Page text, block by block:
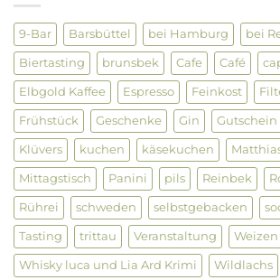
und
Lia
am
26.
Januar
2023
19.30-
22
Uhr
9-Bar Barsbüttel bei Hamburg bei
Biertasting brunsbek Cafe Café
Elbgold Kaffee Espresso Feinkost
Frühstück Geschenke Gin Gutschein
Klüvers kuchen käsekuchen
Mittagstisch Panini pils Reinbek
Rührei schweden selbstgebacken
Tasting trittau Veranstaltung Weizen
Whisky luca und Lia Ard Krimi Wildlachs